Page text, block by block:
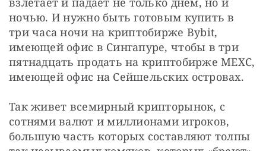
ночью. И нужно быть готовым купить в
три часа ночи на криптобирже Bybit,
имеющей офис в Сингапуре, чтобы в три
пятнадцать продать на криптобирже MEXC,
имеющей офис на Сейшельских островах.
Так живет всемирный крипторынок, с
сотнями валют и миллионами игроков,
большую часть которых составляют толпы